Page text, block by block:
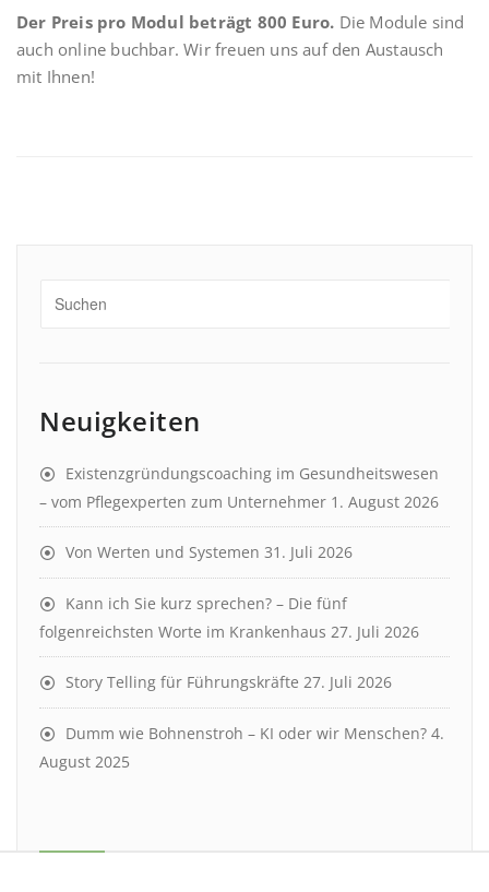
Der Preis pro Modul beträgt 800 Euro. Die Module sind
auch online buchbar. Wir freuen uns auf den Austausch
mit Ihnen!
Neuigkeiten
Existenzgründungscoaching im Gesundheitswesen
– vom Pflegexperten zum Unternehmer 1. August 2026
Von Werten und Systemen 31. Juli 2026
Kann ich Sie kurz sprechen? – Die fünf
folgenreichsten Worte im Krankenhaus 27. Juli 2026
Story Telling für Führungskräfte 27. Juli 2026
Dumm wie Bohnenstroh – KI oder wir Menschen? 4.
August 2025